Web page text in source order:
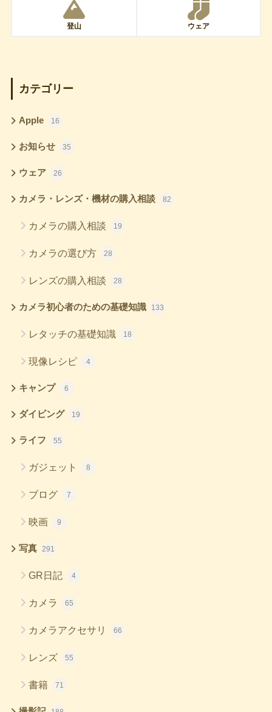
登山 ウェア
カテゴリー
Apple 16
お知らせ 35
ウェア 26
カメラ・レンズ・機材の購入相談 82
カメラの購入相談 19
カメラの選び方 28
レンズの購入相談 28
カメラ初心者のための基礎知識 133
レタッチの基礎知識 18
現像レシピ 4
キャンプ 6
ダイビング 19
ライフ 55
ガジェット 8
ブログ 7
映画 9
写真 291
GR日記 4
カメラ 65
カメラアクセサリ 66
レンズ 55
書籍 71